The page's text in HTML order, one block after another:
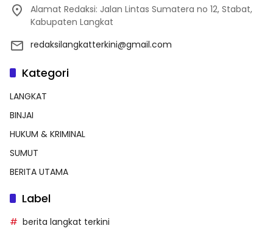
Alamat Redaksi: Jalan Lintas Sumatera no 12, Stabat,
Kabupaten Langkat
redaksilangkatterkini@gmail.com
Kategori
LANGKAT
BINJAI
HUKUM & KRIMINAL
SUMUT
BERITA UTAMA
Label
berita langkat terkini